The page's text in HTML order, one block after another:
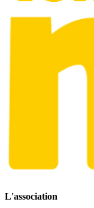
L'association